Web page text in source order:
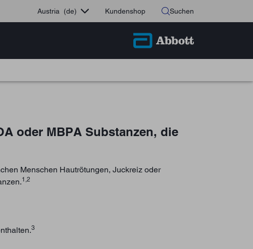
Austria (de) Kundenshop Suchen
oder MBPA Substanzen, die
Menschen Hautrötungen, Juckreiz oder
1,2
3